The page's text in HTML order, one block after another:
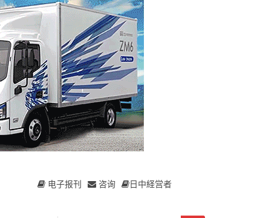
电子报刊 咨询 日中経営者